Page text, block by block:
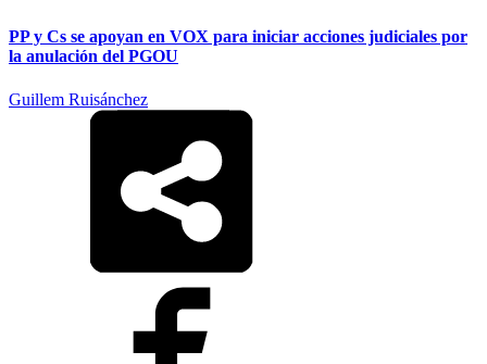
PP y Cs se apoyan en VOX para iniciar acciones judiciales por
la anulación del PGOU
Guillem Ruisánchez